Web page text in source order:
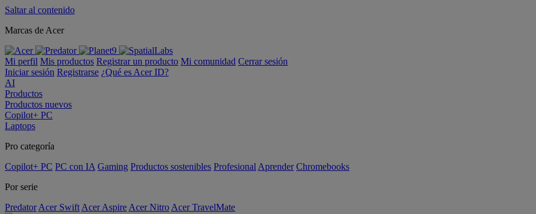
Saltar al contenido
Marcas de Acer
Mi perfil Mis productos Registrar un producto Mi comunidad Cerrar sesión
Iniciar sesión Registrarse ¿Qué es Acer ID?
AI
Productos
Productos nuevos
Copilot+ PC
Laptops
Pro categoría
Copilot+ PC PC con IA Gaming Productos sostenibles Profesional Aprender Chromebooks
Por serie
Predator Acer Swift Acer Aspire Acer Nitro Acer TravelMate